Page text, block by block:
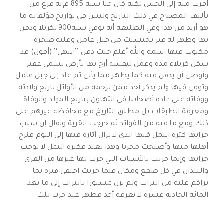
أقرب منه إلى الحس لكنه كان حيا سنة 895 فإنه فرغ من
تأليف المصباح في ذلك التاريخ وليس في تواريخ مؤلفاته ما
هو أزيد من هذا وفي الطليعة أنه توفي سنة900 بكربلا ودفن
بها وظهر له قبر بجبشيت من جبل عامل وعليه صخرة
مكتوب فيها اسمه والله أعلم حيث دفن ’’انتهى’’ (أقول) قد
سكن كربلاء مدة وعمل لنفسه أزج بها بأرض تسمى عقير
وأوصى أن يدفن فيه كما يظهر مما يأتي ثم عاد إلى جبل عامل
وتوفي فيها ولم يذكر أحد ممن ترجمه من الأوائل تاريخ ولادته
ووفاته على عادة أصحابنا في التهاون بتاريخ المولد والوفاة
ومعرفة الطبقات بل مطلق التاريخ مع محافظة غيرهم على
ذلك ومع ما فيه من الفوائد ثم خرجت القرية ويقال إن سبب
خرابها كثرة النمل فيها الذي لا تزال آثاره فيها إلى اليوم فنزح
أهلها منها وأصبحت محرثا وهذا بعيد فكثرة النمل لا توجب
خرابها وإنما خربت بالأسباب التي خرب بها غيرها من القرى
والبلدان في كل صقع ومكان فلما خربت اختفى قبره بما
تراكم عليه من التراب ولم يزل مستورا بالتراب إلى ما بعد
المائة الحادية عشرة لا يعرفه أحد فظهر عند حرث تلك